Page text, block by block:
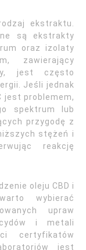
ekstraktu.
są ekstrakty
oraz izolaty
zawierający
jest często
Jeśli jednak
jest problemem,
spektrum lub
przygodę z
stężeń i
reakcję
oleju CBD i
wybierać
upraw
i metali
certyfikatów
jest